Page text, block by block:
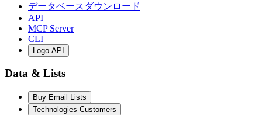
データベースダウンロード
API
MCP Server
CLI
Logo API
Data & Lists
Buy Email Lists
Technologies Customers